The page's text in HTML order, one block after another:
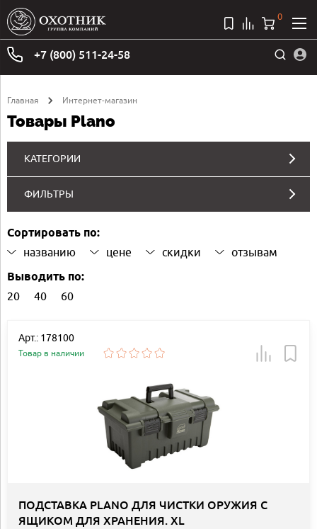
+7 (800) 511-24-58
0
Главная Интернет-магазин
Товары Plano
КАТЕГОРИИ
ФИЛЬТРЫ
Сортировать по:
названию цене скидки отзывам
Выводить по:
20 40 60
Арт.: 178100
Товар в наличии
ПОДСТАВКА PLANO ДЛЯ ЧИСТКИ ОРУЖИЯ С
ЯЩИКОМ ДЛЯ ХРАНЕНИЯ. XL